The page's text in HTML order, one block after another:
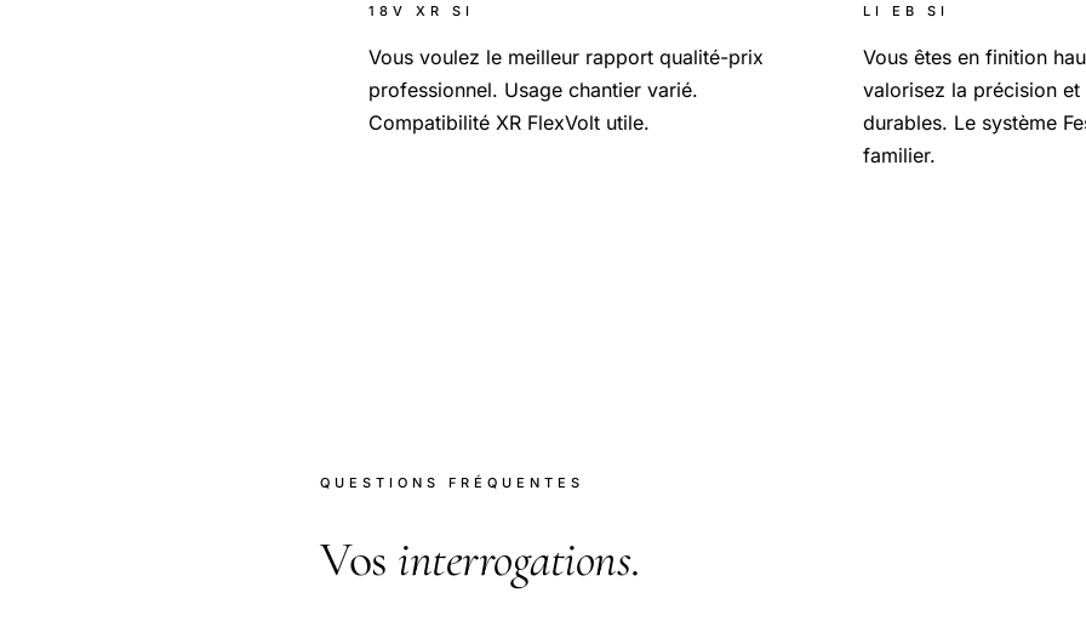
18V XR SI
Vous voulez le meilleur rapport qualité-prix
professionnel. Usage chantier varié.
Compatibilité XR FlexVolt utile.
LI EB SI
Vous êtes en finition
valorisez la précision
durables. Le système
familier.
QUESTIONS FRÉQUENTES
Vos interrogations.